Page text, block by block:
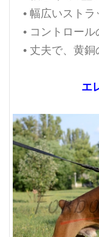
• 幅広いストラ
• コントロール
• 丈夫で、黄銅
エ